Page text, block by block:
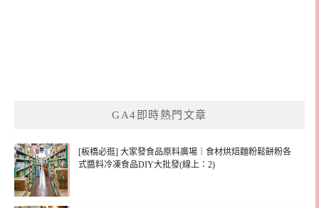
GA4即時熱門文章
[板橋必逛] 大家發食品原料廣場｜食材烘焙麵粉鬆餅粉各
式醬料冷凍食品DIY大批發(線上：2)